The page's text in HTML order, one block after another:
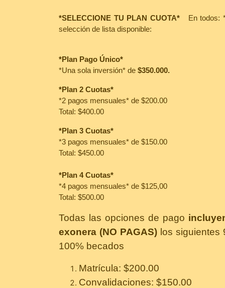
*SELECCIONE TU PLAN CUOTA*
En todos:
selección de lista disponible:
*Plan Pago Único*
*Una sola inversión* de $350.000.
*Plan 2 Cuotas*
*2 pagos mensuales* de $200.00
Total: $400.00
*Plan 3 Cuotas*
*3 pagos mensuales* de $150.00
Total: $450.00
*Plan 4 Cuotas*
*4 pagos mensuales* de $125,00
Total: $500.00
Todas las opciones de pago
exonera (NO PAGAS)los siguientes
100% becados
Matrícula: $200.00
Convalidaciones: $150.00